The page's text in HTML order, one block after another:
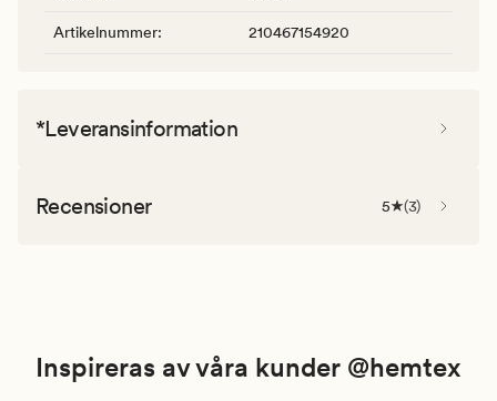
Artikelnummer: 210467154920
*Leveransinformation
Recensioner 5 (3)
Inspireras av våra kunder @hemtex